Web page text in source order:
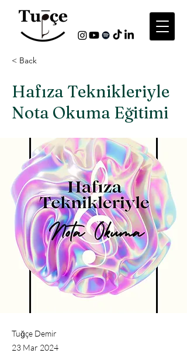
< Back
Hafıza Teknikleriyle
Nota Okuma Eğitimi
Tuğçe Demir
23 Mar 2024